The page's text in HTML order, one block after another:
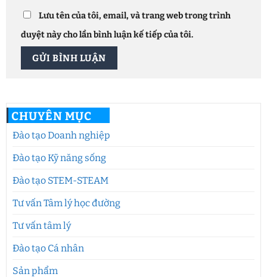
CHUYÊN MỤC
Đào tạo Doanh nghiệp
Đào tạo Kỹ năng sống
Đào tạo STEM-STEAM
Tư vấn Tâm lý học đường
Tư vấn tâm lý
Đào tạo Cá nhân
Sản phẩm
Lưu tên của tôi, email, và trang web trong trình
duyệt này cho lần bình luận kế tiếp của tôi.